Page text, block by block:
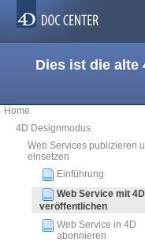
Dies ist die alte
Home
4D Designmodus
Web Services publizieren
einsetzen
Einführung
Web Service mit 4D
veröffentlichen
Web Service in 4D
abonnieren